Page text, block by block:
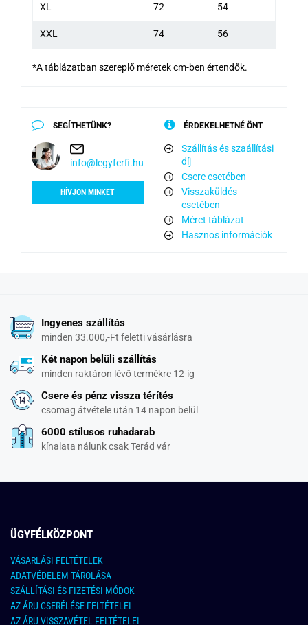
XL 72 54
XXL 74 56
*A táblázatban szereplő méretek cm-ben értendők.
SEGÍTHETÜNK?
info@legyferfi.hu
HÍVJON MINKET
ÉRDEKELHETNÉ ÖNT
Szállítás és szaállítási
díj
Csere esetében
Visszaküldés
esetében
Méret táblázat
Hasznos információk
Ingyenes szállítás
minden 33.000,-Ft feletti vásárlásra
Két napon belüli szállítás
minden raktáron lévő termékre 12-ig
Csere és pénz vissza térítés
csomag átvétele után 14 napon belül
6000 stílusos ruhadarab
kínalata nálunk csak Terád vár
ÜGYFÉLKÖZPONT
VÁSARLÁSI FELTÉTELEK
ADATVÉDELEM TÁROLÁSA
SZÁLLÍTÁSI ÉS FIZETÉSI MÓDOK
AZ ÁRU CSERÉLÉSE FELTÉTELEI
AZ ÁRU VISSZAVÉTEL FELTÉTELEI